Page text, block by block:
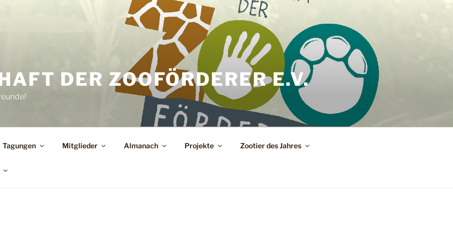
DER ZOOFÖRDERER E.V.
Tagungen Mitglieder Almanach Projekte Zootier des Jahres